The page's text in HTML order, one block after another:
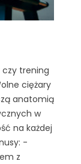
czy trening
ciężary
anatomią
w
na każdej
-
z